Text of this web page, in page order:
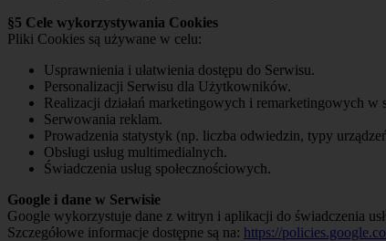
§5 Cele wykorzystywania Cookies
Pliki Cookies są używane w celu:
Usprawnienia i ułatwienia dostępu do Serwisu.
Personalizacji Serwisu dla Użytkowników.
Realizacji działań marketingowych i remarketingowych w
Serwowania reklam.
Prowadzenia statystyk (np. liczba odwiedzin, typy
Obsługi usług multimedialnych.
Świadczenia usług społecznościowych.
Google i dane w Serwisie
Google wykorzystuje dane z witryn i aplikacji do świadczenia
Szczegółowe informacje dostępne są na: https://